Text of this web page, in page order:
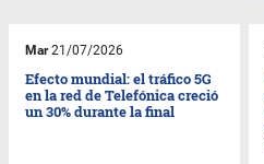
Mar21/07/2026
Efecto mundial: el tráfico 5G
en la red de Telefónica creció
un 30% durante la final